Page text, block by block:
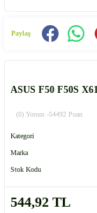
Paylaş
ASUS F50 F50S
(0) Yorum -54492 Puan
Kategori
Marka
Stok Kodu
544,92 TL